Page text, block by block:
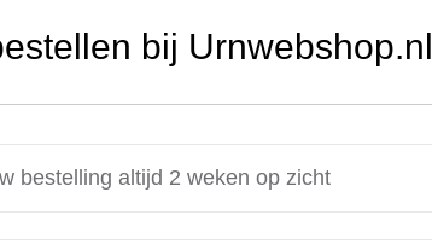
bij Urnwebshop.nl
bestelling altijd 2 weken op zicht